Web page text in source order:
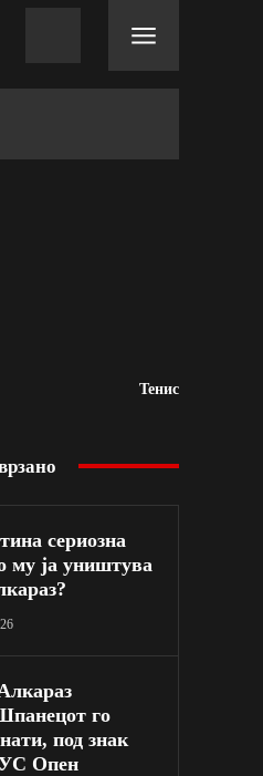
Тенис
сериозна
му ја уништува
го
под знак
Опен